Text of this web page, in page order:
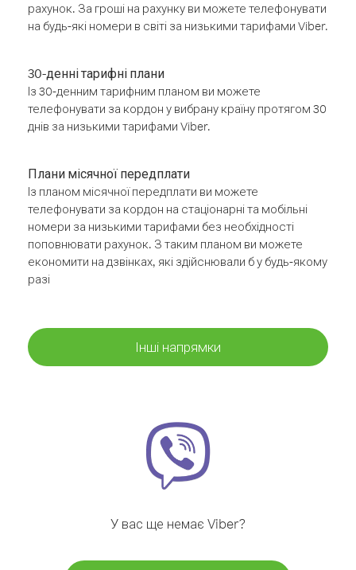
рахунок. За гроші на рахунку ви можете телефонувати
на будь-які номери в світі за низькими тарифами Viber.
30-денні тарифні плани
Із 30-денним тарифним планом ви можете
телефонувати за кордон у вибрану країну протягом 30
днів за низькими тарифами Viber.
Плани місячної передплати
Із планом місячної передплати ви можете
телефонувати за кордон на стаціонарні та мобільні
номери за низькими тарифами без необхідності
поповнювати рахунок. З таким планом ви можете
економити на дзвінках, які здійснювали б у будь-якому
разі
Інші напрямки
У вас ще немає Viber?